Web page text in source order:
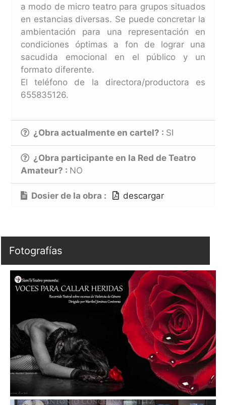
a modo de micro teatro para grupos situados
en estancias diversas. Se puede concretar la
ambientación para una representación en
condiciones óptimas a fon de lograr una
sacudida emocional en el público y un
formato diferente.
El teléfono de la directora/productora es
655835126.
¿Obra actualmente en cartel? : SI
¿Obra participante en la Red de Teatro
Amateur? : NO
Dosier de la obra : descargar
Fotografías